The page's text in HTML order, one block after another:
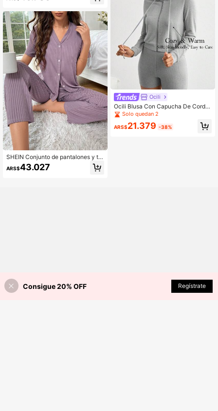
SHEIN Conjunto de pantalones y to
p de vestir informal con botones
ARS$43.027
Ocili
Ocili Blusa Con Capucha De Cordó
n De Un Solo Color Para Mujeres P
ara Uso En Casa
Solo quedan 2
ARS$21.379 -38%
¡40% DE DESCUENTO! AÑADIR A LA BOLSA
Consigue 20% OFF Regístrate